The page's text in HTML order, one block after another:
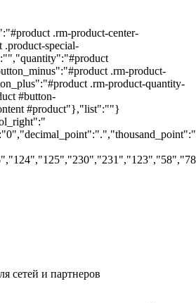
.rm-product-center-
special-
.rm-product-
.rm-product-quantity-
#button-
#product"},"list":""}
сетей и партнеров